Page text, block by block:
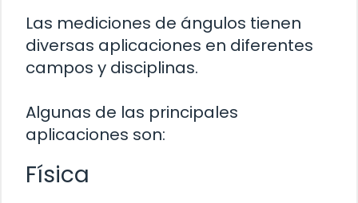
Las mediciones de ángulos tienen
diversas aplicaciones en diferentes
campos y disciplinas.
Algunas de las principales
aplicaciones son:
Física